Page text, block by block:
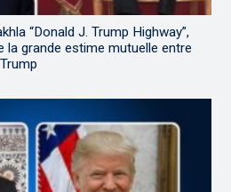
“Donald J. Trump Highway”,
la grande estime mutuelle entre